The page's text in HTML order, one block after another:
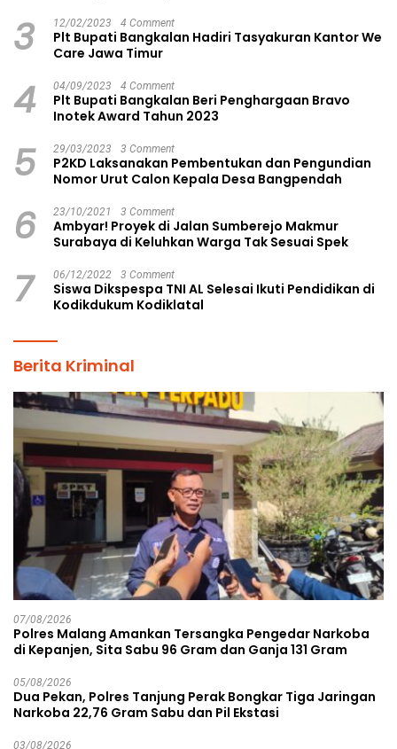
3 12/02/2023 4 Comment
Plt Bupati Bangkalan Hadiri Tasyakuran Kantor We
Care Jawa Timur
4 04/09/2023 4 Comment
Plt Bupati Bangkalan Beri Penghargaan Bravo
Inotek Award Tahun 2023
5 29/03/2023 3 Comment
P2KD Laksanakan Pembentukan dan Pengundian
Nomor Urut Calon Kepala Desa Bangpendah
6 23/10/2021 3 Comment
Ambyar! Proyek di Jalan Sumberejo Makmur
Surabaya di Keluhkan Warga Tak Sesuai Spek
7 06/12/2022 3 Comment
Siswa Dikspespa TNI AL Selesai Ikuti Pendidikan di
Kodikdukum Kodiklatal
Berita Kriminal
07/08/2026
Polres Malang Amankan Tersangka Pengedar Narkoba
di Kepanjen, Sita Sabu 96 Gram dan Ganja 131 Gram
05/08/2026
Dua Pekan, Polres Tanjung Perak Bongkar Tiga Jaringan
Narkoba 22,76 Gram Sabu dan Pil Ekstasi
03/08/2026